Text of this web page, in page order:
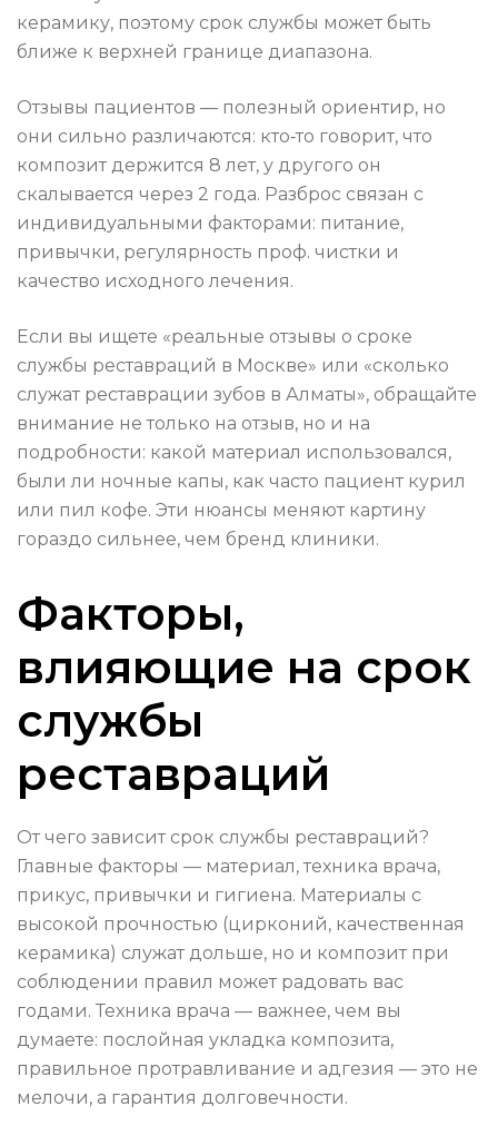
керамику, поэтому срок службы может быть
ближе к верхней границе диапазона.
Отзывы пациентов — полезный ориентир, но
они сильно различаются: кто‑то говорит, что
композит держится 8 лет, у другого он
скалывается через 2 года. Разброс связан с
индивидуальными факторами: питание,
привычки, регулярность проф. чистки и
качество исходного лечения.
Если вы ищете «реальные отзывы о сроке
службы реставраций в Москве» или «сколько
служат реставрации зубов в Алматы», обращайте
внимание не только на отзыв, но и на
подробности: какой материал использовался,
были ли ночные капы, как часто пациент курил
или пил кофе. Эти нюансы меняют картину
гораздо сильнее, чем бренд клиники.
Факторы,
влияющие на срок
службы
реставраций
От чего зависит срок службы реставраций?
Главные факторы — материал, техника врача,
прикус, привычки и гигиена. Материалы с
высокой прочностью (цирконий, качественная
керамика) служат дольше, но и композит при
соблюдении правил может радовать вас
годами. Техника врача — важнее, чем вы
думаете: послойная укладка композита,
правильное протравливание и адгезия — это не
мелочи, а гарантия долговечности.